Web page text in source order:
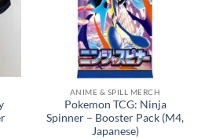
ANIME & SPILL MERCH
Pokemon TCG: Ninja
Spinner – Booster Pack (M4,
Japanese)